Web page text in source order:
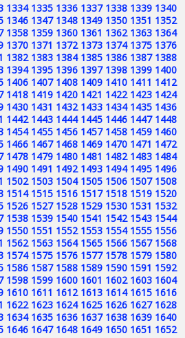
1334 1335 1336 1337 1338 1339 1340
1346 1347 1348 1349 1350 1351 1352
1358 1359 1360 1361 1362 1363 1364
1370 1371 1372 1373 1374 1375 1376
1382 1383 1384 1385 1386 1387 1388
1394 1395 1396 1397 1398 1399 1400
1406 1407 1408 1409 1410 1411 1412
1418 1419 1420 1421 1422 1423 1424
1430 1431 1432 1433 1434 1435 1436
1442 1443 1444 1445 1446 1447 1448
1454 1455 1456 1457 1458 1459 1460
1466 1467 1468 1469 1470 1471 1472
1478 1479 1480 1481 1482 1483 1484
1490 1491 1492 1493 1494 1495 1496
1502 1503 1504 1505 1506 1507 1508
1514 1515 1516 1517 1518 1519 1520
1526 1527 1528 1529 1530 1531 1532
1538 1539 1540 1541 1542 1543 1544
1550 1551 1552 1553 1554 1555 1556
1562 1563 1564 1565 1566 1567 1568
1574 1575 1576 1577 1578 1579 1580
1586 1587 1588 1589 1590 1591 1592
1598 1599 1600 1601 1602 1603 1604
1610 1611 1612 1613 1614 1615 1616
1622 1623 1624 1625 1626 1627 1628
1634 1635 1636 1637 1638 1639 1640
1646 1647 1648 1649 1650 1651 1652